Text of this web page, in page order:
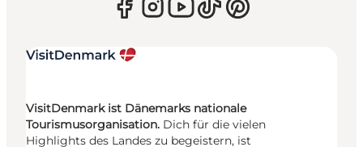
VisitDenmark ist Dänemarks nationale
Tourismusorganisation. Dich für die vielen
Highlights des Landes zu begeistern, ist